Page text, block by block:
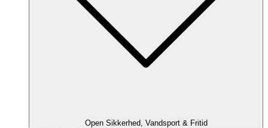
Open Sikkerhed, Vandsport & Fritid